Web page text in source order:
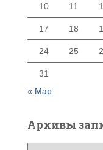
10 11
17 18
24 25
31
« Мар
Архивы